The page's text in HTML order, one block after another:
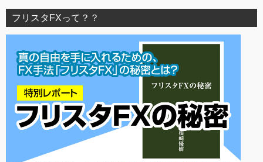
フリスタFXって？？